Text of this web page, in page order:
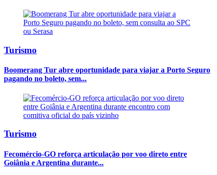
Turismo
Boomerang Tur abre oportunidade para viajar a Porto Seguro
pagando no boleto, sem...
Turismo
Fecomércio-GO reforça articulação por voo direto entre
Goiânia e Argentina durante...